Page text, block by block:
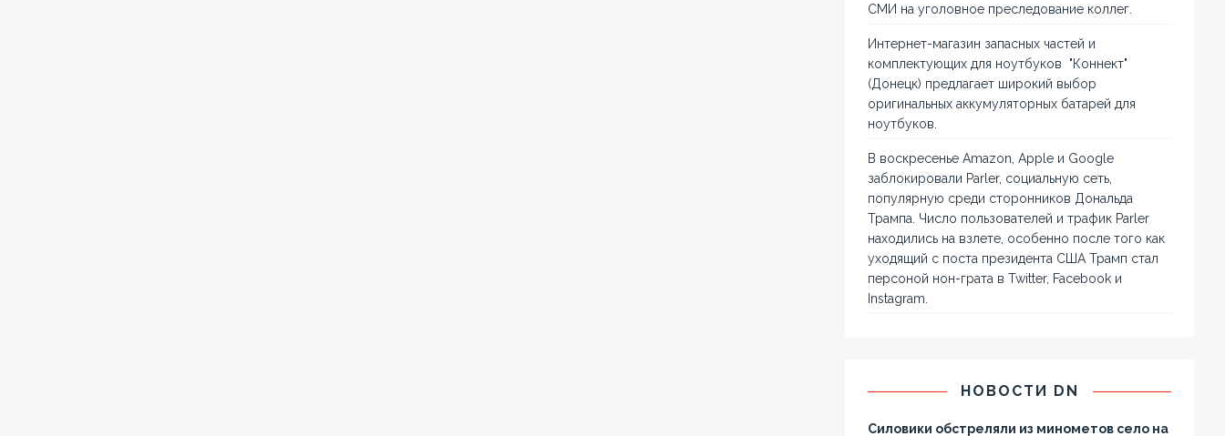
СМИ на уголовное преследование коллег.
Интернет-магазин запасных частей и
комплектующих для ноутбуков "Коннект"
(Донецк) предлагает широкий выбор
оригинальных аккумуляторных батарей для
ноутбуков.
В воскресенье Amazon, Apple и Google
заблокировали Parler, социальную сеть,
популярную среди сторонников Дональда
Трампа. Число пользователей и трафик Parler
находились на взлете, особенно после того как
уходящий с поста президента США Трамп стал
персоной нон-грата в Twitter, Facebook и
Instagram.
НОВОСТИ DN
Силовики обстреляли из минометов село на